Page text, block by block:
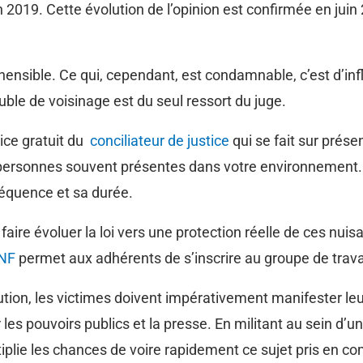
2019. Cette évolution de l’opinion est confirmée en
Ce qui, cependant, est condamnable, c’est
de voisinage est du seul ressort du juge.
gratuit du conciliateur de justice qui se fait sur
souvent présentes dans votre
et sa durée.
évoluer la loi vers une protection réelle de ces
permet aux adhérents de s’inscrire au groupe de
les victimes doivent impérativement manifester
pouvoirs publics et la presse. En militant au sein
les chances de voire rapidement ce sujet pris en